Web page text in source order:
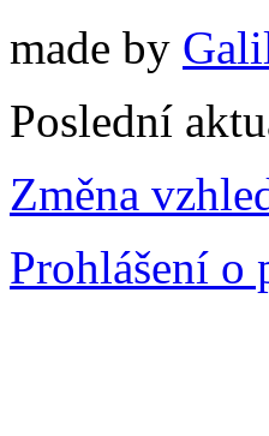
made by
Poslední
Změna
Prohlášení o